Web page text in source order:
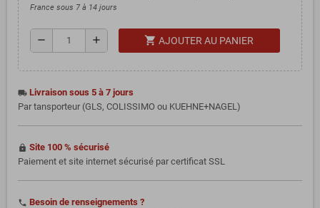
France sous 7 à 14 jours
remove add shopping_cart AJOUTER AU PANIER
local_shipping Livraison sous 5 à 7 jours
Par tansporteur (GLS, COLISSIMO ou KUEHNE+NAGEL)
https Site 100 % sécurisé
Paiement et site internet sécurisé par certificat SSL
phone Besoin de renseignements ?